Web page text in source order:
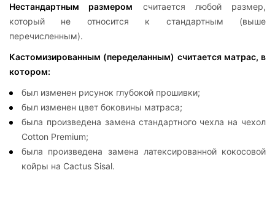
Нестандартным размером считается любой размер,
который не относится к стандартным (выше
перечисленным).
Кастомизированным (переделанным) считается матрас, в
котором:
был изменен рисунок глубокой прошивки;
был изменен цвет боковины матраса;
была произведена замена стандартного чехла на чехол
Cotton Premium;
была произведена замена латексированной кокосовой
койры на Cactus Sisal.